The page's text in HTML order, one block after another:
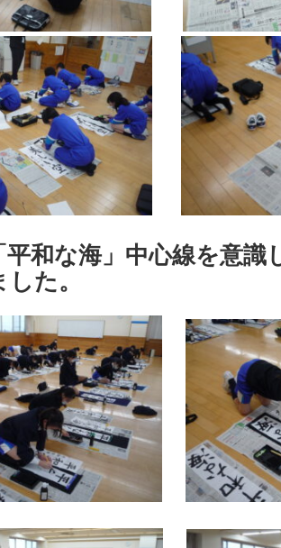
平和な海」中心線を意
た。